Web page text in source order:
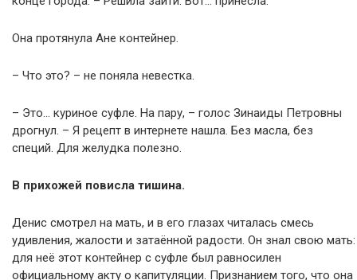
Она протянула Ане контейнер.
– Что это? – не поняла невестка.
– Это… куриное суфле. На пару, – голос Зинаиды Петровны
дрогнул. – Я рецепт в интернете нашла. Без масла, без
специй. Для желудка полезно.
В прихожей повисла тишина.
Денис смотрел на мать, и в его глазах читалась смесь
удивления, жалости и затаённой радости. Он знал свою мать:
для неё этот контейнер с суфле был равносилен
официальному акту о капитуляции. Признанием того, что она